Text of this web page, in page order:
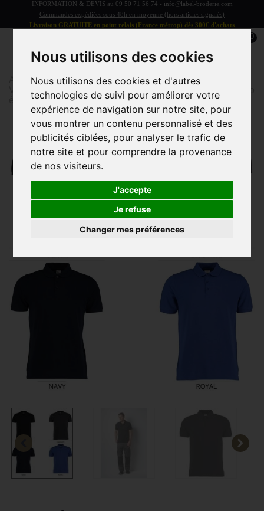
Nous utilisons des cookies
Nous utilisons des cookies et d'autres
technologies de suivi pour améliorer votre
expérience de navigation sur notre site, pour
vous montrer un contenu personnalisé et des
publicités ciblées, pour analyser le trafic de
notre site et pour comprendre la provenance
de nos visiteurs.
J'accepte
Je refuse
Changer mes préférences
INFORMATION & DEVIS au 09 50 71 56 74 - info@label-broderie.com
Commandes expédiées sous 48h en moyenne (hors articles signalés)
Livraison GRATUITE en point relais (France métrop) dès 300€ d'achats
0
Accueil > Vêtements et Accessoires >
VÊTEMENTS/ACCESSOIRES ADULTE
Polos
épais de coupe ajustée Klassic